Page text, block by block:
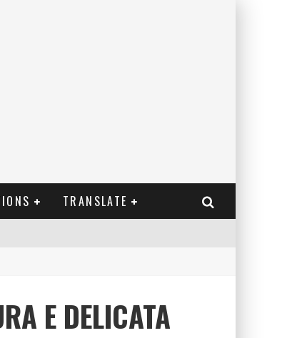
TRANSLATE
E DELICATA